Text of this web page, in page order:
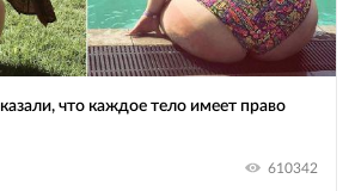
что каждое тело имеет право
610342